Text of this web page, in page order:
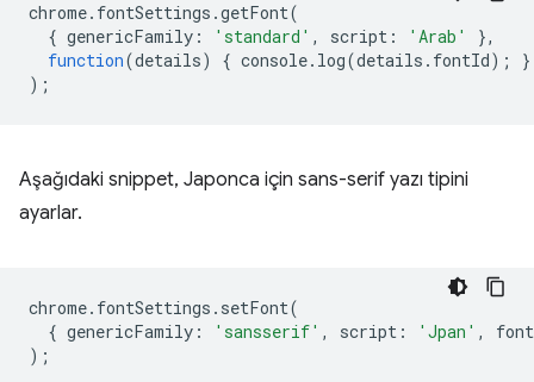
chrome. fontSettings .getFont(
{ genericFamily : 'standard' , script : 'Arab'
},
function(details) { console. log(details . fontId);
}
);
Aşağıdaki snippet, Japonca için sans-serif yazı tipini
ayarlar.
chrome. fontSettings . setFont(
{ genericFamily : 'sansserif' , script : 'Jpan' ,
);